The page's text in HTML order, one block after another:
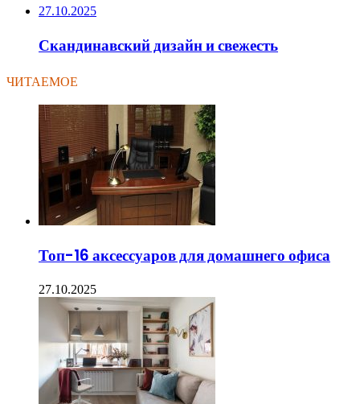
27.10.2025
Скандинавский дизайн и свежесть
ЧИТАЕМОЕ
Топ-16 аксессуаров для домашнего офиса
27.10.2025